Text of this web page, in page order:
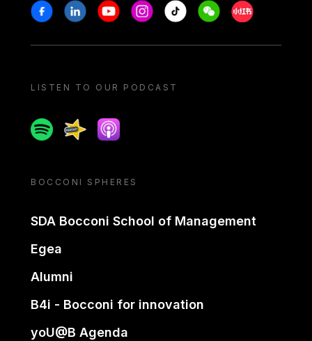
Stay in touch
FacebookLinkedinYoutubeInstagram
Tiktok WeechatXiaohongshu/
LISTEN TO OUR PODCAST
SpotifySpreakerApple podcast
BOCCONI SPHERES
SDA Bocconi School of Management
Egea
Alumni
B4i - Bocconi for innovation
yoU@B Agenda